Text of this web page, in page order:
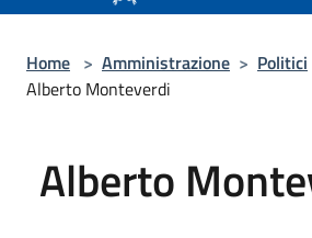
Home > Amministrazione > Politici
Alberto Monteverdi
Alberto